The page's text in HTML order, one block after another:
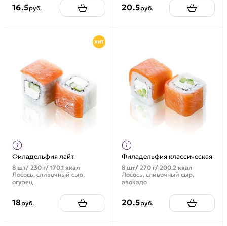
16.5руб. 20.5руб.
Филадельфия лайт
8 шт/ 230 г/ 170.1 ккал
Лосось, сливочный сыр,
огурец
18 руб.
Филадельфия классическая
8 шт/ 270 г/ 200.2 ккал
Лосось, сливочный сыр,
авокадо
20.5руб.